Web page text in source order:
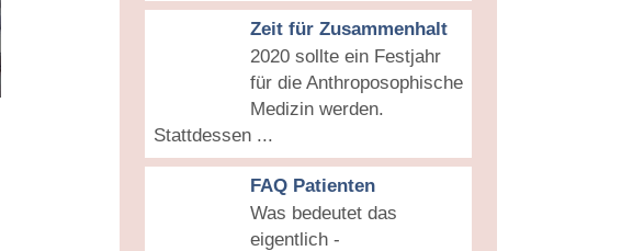
Zeit für Zusammenhalt
2020 sollte ein Festjahr
für die Anthroposophische
Medizin werden.
Stattdessen ...
FAQ Patienten
Was bedeutet das
eigentlich -